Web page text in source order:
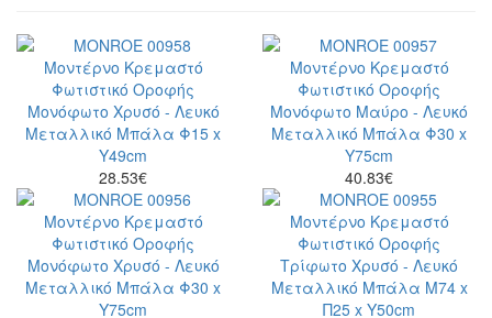
28.53€ 40.83€